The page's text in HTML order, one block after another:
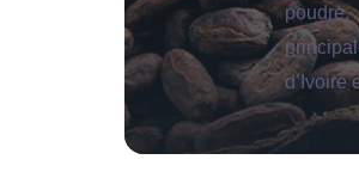
d’Ivoire